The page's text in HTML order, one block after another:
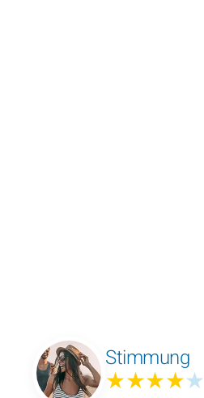
Stimmung
★★★★★